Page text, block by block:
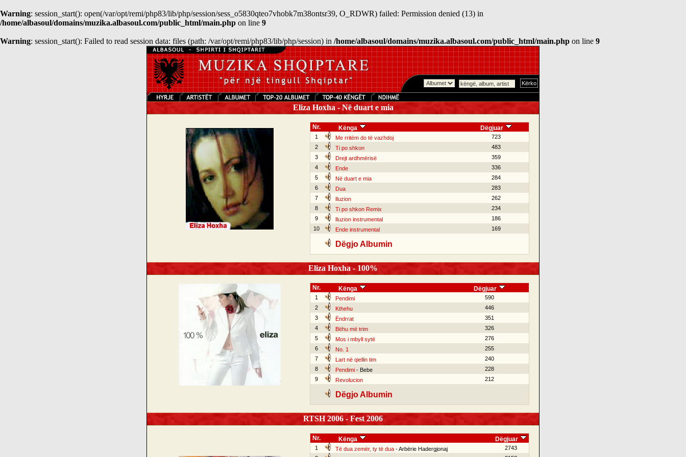
Warning: session_start(): open(/var/opt/remi/php83/lib/php/session/sess_o5830qteo7vhobk7m38ontsr39, O_RDWR) failed: Permission denied (13) in
/home/albasoul/domains/muzika.albasoul.com/public_html/main.php on line 9
Warning: session_start(): Failed to read session data: files (path: /var/opt/remi/php83/lib/php/session) in /home/albasoul/domains/muzika.albasoul.com/public_html/main.php on line 9
Eliza Hoxha - Në duart e mia
Nr. Kënga Dëgjuar
1 Me rritëm do të vazhdoj
723
2
Ti po shkon
483
3
Drejt ardhmërisë
359
4
Ende
336
5
Në duart e mia
284
6
Dua
283
7
Iluzion
262
8
Ti po shkon Remix
234
9
Iluzion instrumental
186
10
Ende instrumental 169
Dëgjo Albumin
Eliza Hoxha - 100%
Nr. Kënga Dëgjuar
1 Pendimi
590
2
Kthehu
446
3
Ëndrrat
351
4
Bëhu më trim
326
5
Mos i mbyll sytë
276
6
No. 1
255
7
Lart në qiellin tim
240
8
Pendimi- Bebe
228
9
Revolucion 212
Dëgjo Albumin
RTSH 2006 - Fest 2006
Nr. Kënga Dëgjuar
1 Të dua zemër, ty të dua- Arbërie Hadergjonaj
2743